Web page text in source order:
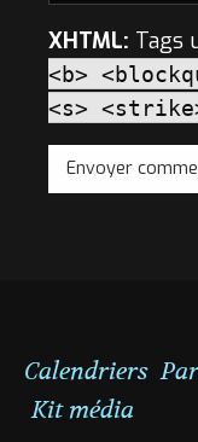
XHTML: Tags
<b>
<s>
Calendriers
Kit média